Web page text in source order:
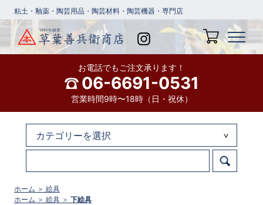
粘土・釉薬・陶芸用品・陶芸材料・陶芸機器・専門店
お電話でもご注文承ります！
06-6691-0531
営業時間9時〜18時（日・祝休）
ホーム ＞ 絵具
ホーム ＞ 絵具 ＞ 下絵具